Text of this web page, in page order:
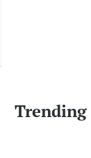
Trending